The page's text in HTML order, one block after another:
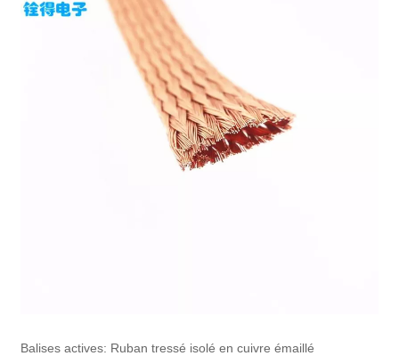
Balises actives: Ruban tressé isolé en cuivre émaillé